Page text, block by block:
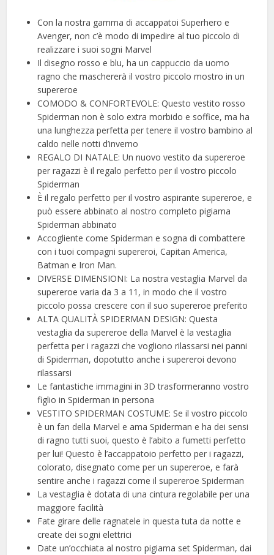
Con la nostra gamma di accappatoi Superhero e
Avenger, non c’è modo di impedire al tuo piccolo di
realizzare i suoi sogni Marvel
Il disegno rosso e blu, ha un cappuccio da uomo
ragno che maschererà il vostro piccolo mostro in un
supereroe
COMODO & CONFORTEVOLE: Questo vestito rosso
Spiderman non è solo extra morbido e soffice, ma ha
una lunghezza perfetta per tenere il vostro bambino al
caldo nelle notti d’inverno
REGALO DI NATALE: Un nuovo vestito da supereroe
per ragazzi è il regalo perfetto per il vostro piccolo
Spiderman
È il regalo perfetto per il vostro aspirante supereroe, e
può essere abbinato al nostro completo pigiama
Spiderman abbinato
Accogliente come Spiderman e sogna di combattere
con i tuoi compagni supereroi, Capitan America,
Batman e Iron Man.
DIVERSE DIMENSIONI: La nostra vestaglia Marvel da
supereroe varia da 3 a 11, in modo che il vostro
piccolo possa crescere con il suo supereroe preferito
ALTA QUALITÀ SPIDERMAN DESIGN: Questa
vestaglia da supereroe della Marvel è la vestaglia
perfetta per i ragazzi che vogliono rilassarsi nei panni
di Spiderman, dopotutto anche i supereroi devono
rilassarsi
Le fantastiche immagini in 3D trasformeranno vostro
figlio in Spiderman in persona
VESTITO SPIDERMAN COSTUME: Se il vostro piccolo
è un fan della Marvel e ama Spiderman e ha dei sensi
di ragno tutti suoi, questo è l’abito a fumetti perfetto
per lui! Questo è l’accappatoio perfetto per i ragazzi,
colorato, disegnato come per un supereroe, e farà
sentire anche i ragazzi come il supereroe Spiderman
La vestaglia è dotata di una cintura regolabile per una
maggiore facilità
Fate girare delle ragnatele in questa tuta da notte e
create dei sogni elettrici
Date un’occhiata al nostro pigiama set Spiderman, dai